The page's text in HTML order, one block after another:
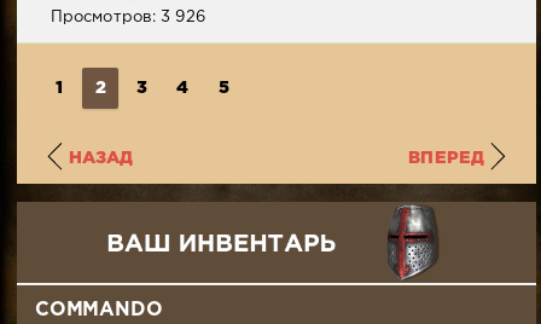
Просмотров: 3 926
1 2 3 4 5
НАЗАД ВПЕРЕД
COMMANDO